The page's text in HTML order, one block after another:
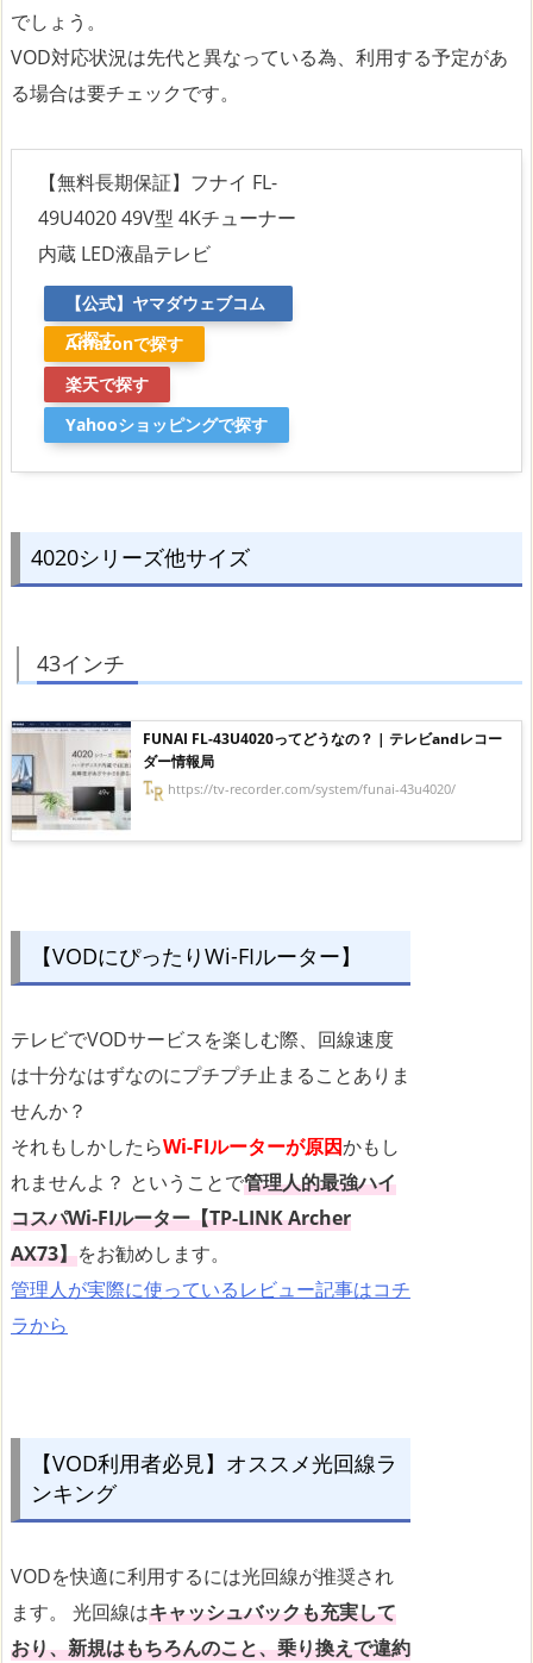
でしょう。
VOD対応状況は先代と異なっている為、利用する予定があ
る場合は要チェックです。
【無料長期保証】フナイ FL-
49U4020 49V型 4Kチューナー
内蔵 LED液晶テレビ
【公式】ヤマダウェブコム
で探す
Amazonで探す
楽天で探す
Yahooショッピングで探す
4020シリーズ他サイズ
43インチ
FUNAI FL-43U4020ってどうなの？ | テレビandレコー
ダー情報局
https://tv-recorder.com/system/funai-43u4020/
【VODにぴったりWi-FIルーター】
テレビでVODサービスを楽しむ際、回線速度
は十分なはずなのにプチプチ止まることありま
せんか？
それもしかしたらWi-FIルーターが原因かもし
れませんよ？ ということで管理人的最強ハイ
コスパWi-FIルーター【TP-LINK Archer
AX73】をお勧めします。
管理人が実際に使っているレビュー記事はコチ
ラから
【VOD利用者必見】オススメ光回線ラ
ンキング
VODを快適に利用するには光回線が推奨され
ます。 光回線はキャッシュバックも充実して
おり、新規はもちろんのこと、乗り換えで違約